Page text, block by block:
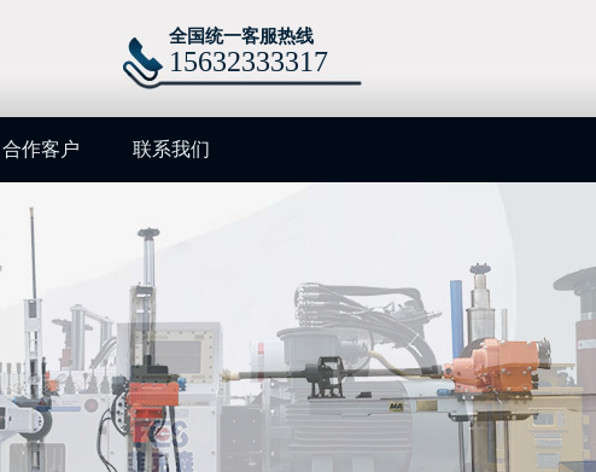
全国统一客服热线
15632333317
合作客户 联系我们